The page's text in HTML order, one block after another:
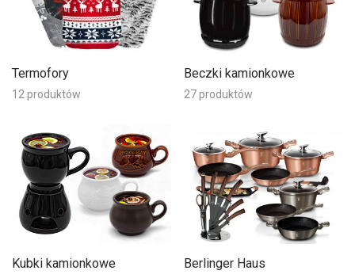
Termofory
12 produktów
Beczki kamionkowe
27 produktów
Kubki kamionkowe Berlinger Haus